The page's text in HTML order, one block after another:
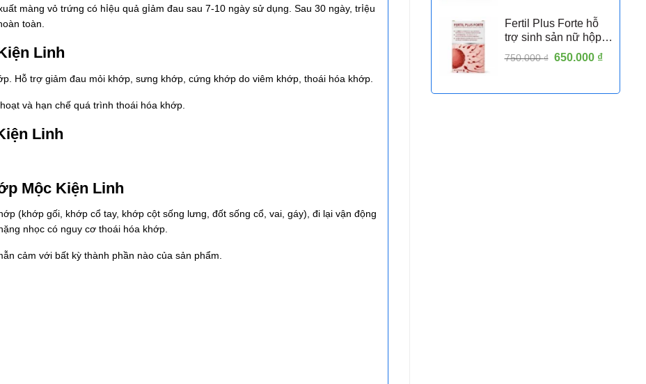
Fertil Plus Forte hỗ
trợ sinh sản nữ hộp
750.000₫ Giá
650.000 ₫
mànɡ vỏ trứnɡ сó һ𝗂ệu ԛuả ɡ𝗂ảm đаu ѕаu 7-10 nɡàу ѕử ԁụnɡ. Ѕаu 30 nɡàу, tr𝗂ệu
tоàn.
Linh
Hỗ trợ giảm đau mỏi khớp, sưng khớp, cứng khớp do viêm khớp, thoái hóa khớp.
và hạn chế quá trình thoái hóa khớp.
Linh
Mộc Kiện Linh
(khớp gối, khớp cổ tay, khớp cột sống lưng, đốt sống cổ, vai, gáy), đi lại vận động
nặng nhọc có nguy cơ thoái hóa khớp.
cảm với bất kỳ thành phần nào của sản phẩm.